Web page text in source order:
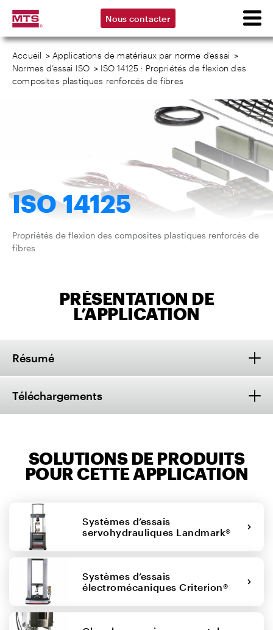
Nous contacter
Accueil > Applications de matériaux par norme d’essai >
Normes d’essai ISO > ISO 14125 : Propriétés de flexion des
composites plastiques renforcés de fibres
ISO 14125
Propriétés de flexion des composites plastiques renforcés de
fibres
PRÉSENTATION DE
L’APPLICATION
Résumé
Téléchargements
SOLUTIONS DE PRODUITS
POUR CETTE APPLICATION
Systèmes d’essais
servohydrauliques Landmark®
Systèmes d’essais
électromécaniques Criterion®